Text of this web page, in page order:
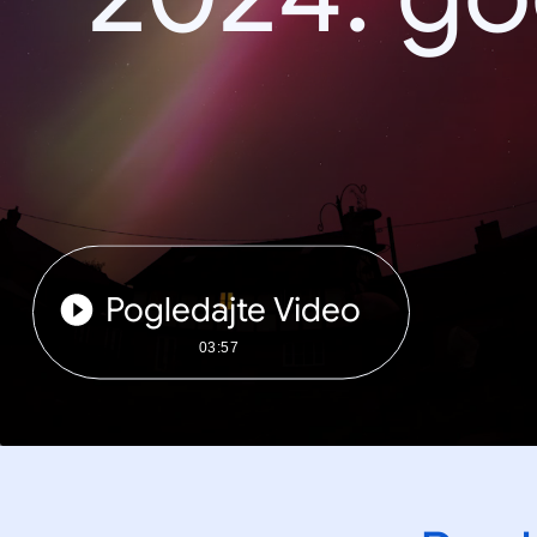
Pogledajte Video
03:57